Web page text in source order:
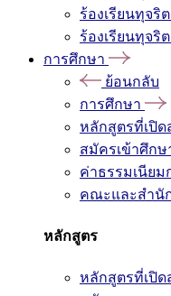
ร้องเรียนทุจริ
ร้องเรียนทุจริ
การศึกษา
ย้อนกลับ
การศึกษา
หลักสูตรที่เปิด
สมัครเข้าศึกษ
ค่าธรรมเนียม
คณะและสำนั
หลักสูตร
หลักสูตรที่เปิ